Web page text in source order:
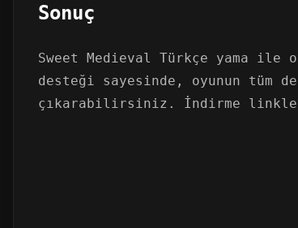
Sonuç
Sweet Medieval Türkçe yama
desteği sayesinde, oyunun
çıkarabilirsiniz. İndirme